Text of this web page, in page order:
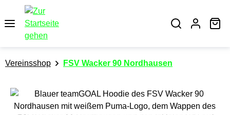
springen
Vereinsshop FSV Wacker 90 Nordhausen
Bildergalerie überspringen